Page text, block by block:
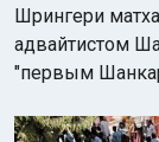
Шрингери
адвайтистом
"первым